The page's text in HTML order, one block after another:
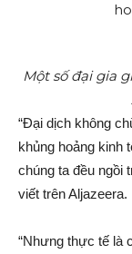
Một số đại gia
“Đại dịc‌h không
khủng hoả‌ng kinh
chúng ta đều ngồi
viết trên Aljazeera.
“Nhưng thực tế là